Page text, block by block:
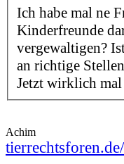
Ich habe mal ne
Kinderfreunde
vergewaltigen?
an richtige
Jetzt wirklich mal
Achim